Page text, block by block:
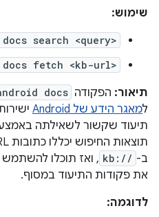
שימוש:
search <query>
docs fetch <kb-url>
תיאור: הפקודה docs
למאגר הידע של Android
תיעוד שקשור לשאילתה
ב- kb:// , ואז תוכלו
את פקודות התיעוד במסוף.
לדוגמה: